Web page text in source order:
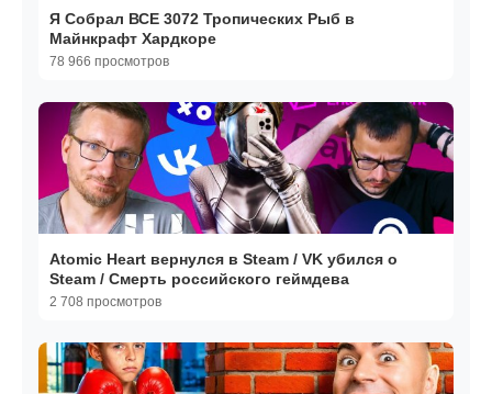
Я Собрал ВСЕ 3072 Тропических Рыб в
Майнкрафт Хардкоре
78 966 просмотров
Atomic Heart вернулся в Steam / VK убился о
Steam / Смерть российского геймдева
2 708 просмотров